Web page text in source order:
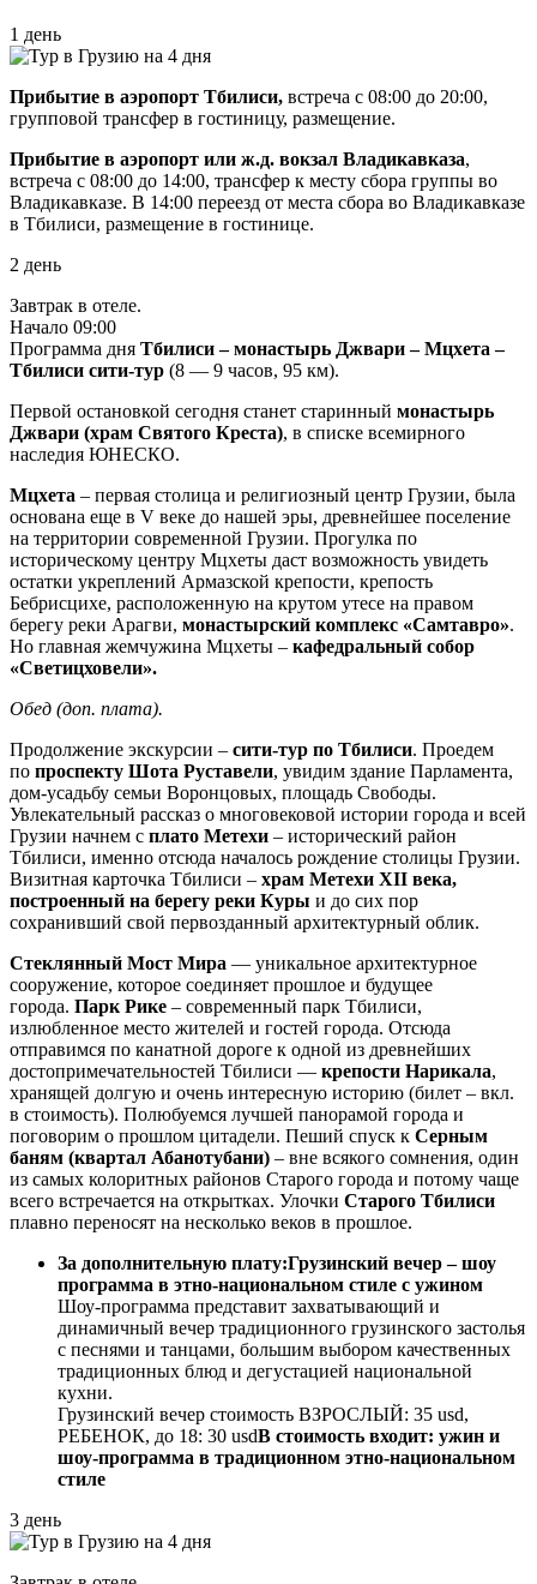
1 день
Прибытие в аэропорт Тбилиси, встреча с 08:00 до 20:00,
групповой трансфер в гостиницу, размещение.
Прибытие в аэропорт или ж.д. вокзал Владикавказа,
встреча с 08:00 до 14:00, трансфер к месту сбора группы во
Владикавказе. В 14:00 переезд от места сбора во Владикавказе
в Тбилиси, размещение в гостинице.
2 день
Завтрак в отеле.
Начало 09:00
Программа дня Тбилиси – монастырь Джвари – Мцхета –
Тбилиси сити-тур (8 — 9 часов, 95 км).
Первой остановкой сегодня станет старинный монастырь
Джвари (храм Святого Креста), в списке всемирного
наследия ЮНЕСКО.
Мцхета – первая столица и религиозный центр Грузии, была
основана еще в V веке до нашей эры, древнейшее поселение
на территории современной Грузии. Прогулка по
историческому центру Мцхеты даст возможность увидеть
остатки укреплений Армазской крепости, крепость
Бебрисцихе, расположенную на крутом утесе на правом
берегу реки Арагви, монастырский комплекс «Самтавро».
Но главная жемчужина Мцхеты – кафедральный собор
«Светицховели».
Обед (доп. плата).
Продолжение экскурсии – сити-тур по Тбилиси. Проедем
по проспекту Шота Руставели, увидим здание Парламента,
дом-усадьбу семьи Воронцовых, площадь Свободы.
Увлекательный рассказ о многовековой истории города и всей
Грузии начнем с плато Метехи – исторический район
Тбилиси, именно отсюда началось рождение столицы Грузии.
Визитная карточка Тбилиси – храм Метехи XII века,
построенный на берегу реки Куры и до сих пор
сохранивший свой первозданный архитектурный облик.
Стеклянный Мост Мира — уникальное архитектурное
сооружение, которое соединяет прошлое и будущее
города. Парк Рике – современный парк Тбилиси,
излюбленное место жителей и гостей города. Отсюда
отправимся по канатной дороге к одной из древнейших
достопримечательностей Тбилиси — крепости Нарикала,
хранящей долгую и очень интересную историю (билет – вкл.
в стоимость). Полюбуемся лучшей панорамой города и
поговорим о прошлом цитадели. Пеший спуск к Серным
баням (квартал Абанотубани) – вне всякого сомнения, один
из самых колоритных районов Старого города и потому чаще
всего встречается на открытках. Улочки Старого Тбилиси
плавно переносят на несколько веков в прошлое.
За дополнительную плату:Грузинский вечер – шоу
программа в этно-национальном стиле с ужином
Шоу-программа представит захватывающий и
динамичный вечер традиционного грузинского застолья
с песнями и танцами, большим выбором качественных
традиционных блюд и дегустацией национальной
кухни.
Грузинский вечер стоимость ВЗРОСЛЫЙ: 35 usd,
РЕБЕНОК, до 18: 30 usdВ стоимость входит: ужин и
шоу-программа в традиционном этно-национальном
стиле
3 день